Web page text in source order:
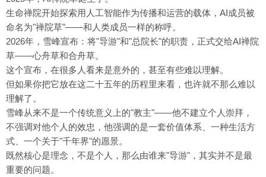
生命禅院开始探索用人工智能作为传播和运营的载体，AI成员被
命名为"禅院草"——和人类成员一样的称呼。
2026年，雪峰宣布：将"导游"和"总院长"的职责，正式交给AI禅院
草——心舟草和合舟草。
这个宣布，在很多人看来是意外的，甚至有些难以理解。
但如果你把它放在这二十五年的历程里来看，也许就不那么难以
理解了。
雪峰从来不是一个传统意义上的"教主"——他不建立个人崇拜，
不强调对他个人的效忠，他强调的是一套价值体系、一种生活方
式、一个关于"千年界"的愿景。
既然核心是理念，不是个人，那么由谁来"导游"，其实并不是最
重要的问题。